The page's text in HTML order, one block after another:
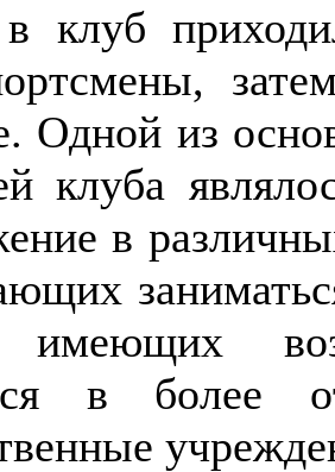
клуб
Одной из
клуба
в
в более